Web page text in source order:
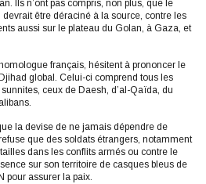
Ils n’ont pas compris, non plus, que le
être déraciné à la source, contre les
aussi sur le plateau du Golan, à Gaza, et
français, hésitent à prononcer le
global. Celui-ci comprend tous les
ceux de Daesh, d’al-Qaïda, du
la devise de ne jamais dépendre de
que des soldats étrangers, notamment
dans les conflits armés ou contre le
sur son territoire de casques bleus de
pour assurer la paix.